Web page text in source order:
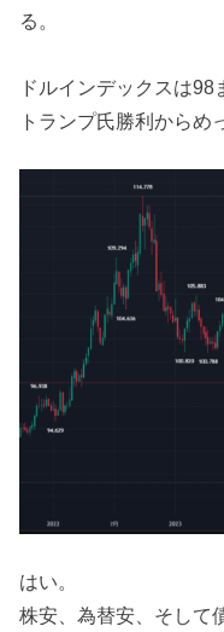
る。
ドルインデックスは98
トランプ氏勝利からめ
はい。
株安、為替安、そして